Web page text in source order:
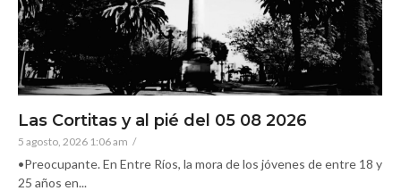
Las Cortitas y al pié del 05 08 2026
5 agosto, 2026 1:06 am /
•Preocupante. En Entre Ríos, la mora de los jóvenes de entre 18 y
25 años en...